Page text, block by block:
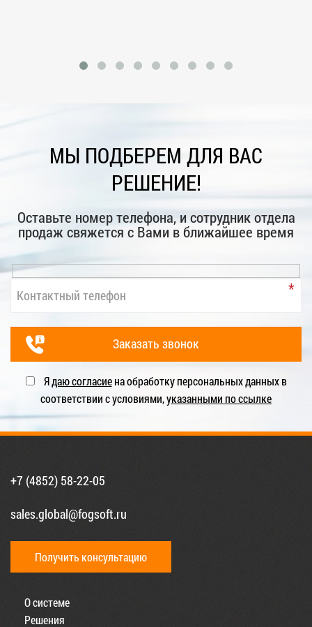
МЫ ПОДБЕРЕМ ДЛЯ ВАС
РЕШЕНИЕ!
Оставьте номер телефона, и сотрудник отдела
продаж свяжется с Вами в ближайшее время
Ядаю согласиена обработку персональных данных в
соответствии с условиями,указанными по ссылке
+7 (4852) 58-22-05
sales.global@fogsoft.ru
Получить консультацию
О системе
Решения